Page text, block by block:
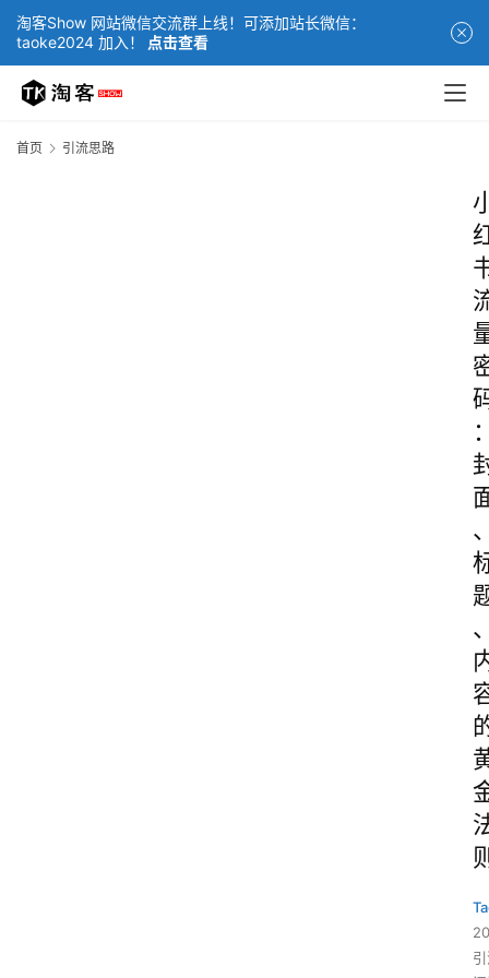
淘客Show 网站微信交流群上线！可添加站长微信：
taoke2024 加入！
点击查看
首页 引流思路